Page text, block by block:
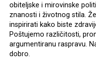
obiteljske i mirovinske
znanosti i životnog stila.
inspirirati kako biste
Poštujemo različitosti,
argumentiranu raspravu.
dobro.